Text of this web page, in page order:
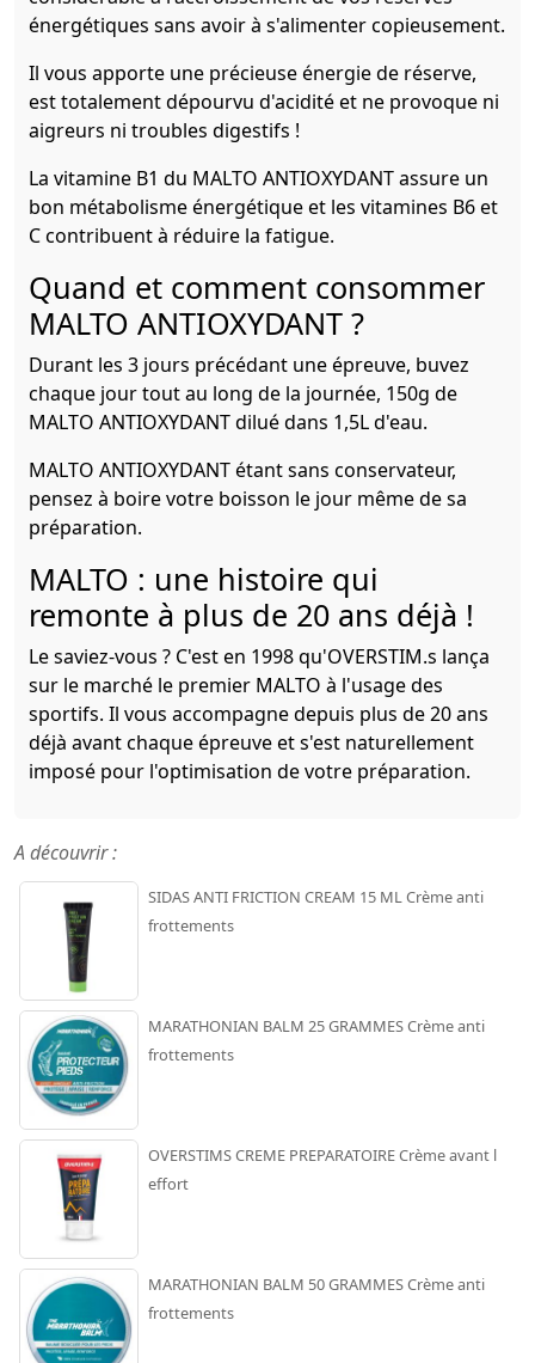
énergétiques sans avoir à s'alimenter copieusement.
Il vous apporte une précieuse énergie de réserve,
est totalement dépourvu d'acidité et ne provoque ni
aigreurs ni troubles digestifs !
La vitamine B1 du MALTO ANTIOXYDANT assure un
bon métabolisme énergétique et les vitamines B6 et
C contribuent à réduire la fatigue.
Quand et comment consommer
MALTO ANTIOXYDANT ?
Durant les 3 jours précédant une épreuve, buvez
chaque jour tout au long de la journée, 150g de
MALTO ANTIOXYDANT dilué dans 1,5L d'eau.
MALTO ANTIOXYDANT étant sans conservateur,
pensez à boire votre boisson le jour même de sa
préparation.
MALTO : une histoire qui
remonte à plus de 20 ans déjà !
Le saviez-vous ? C'est en 1998 qu'OVERSTIM.s lança
sur le marché le premier MALTO à l'usage des
sportifs. Il vous accompagne depuis plus de 20 ans
déjà avant chaque épreuve et s'est naturellement
imposé pour l'optimisation de votre préparation.
A découvrir :
SIDAS ANTI FRICTION CREAM 15 ML Crème anti
frottements
MARATHONIAN BALM 25 GRAMMES Crème anti
frottements
OVERSTIMS CREME PREPARATOIRE Crème avant l
effort
MARATHONIAN BALM 50 GRAMMES Crème anti
frottements